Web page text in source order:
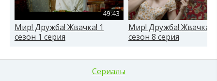
49:43
Мир! Дружба! Жвачка! 1
сезон 1 серия
Мир! Дружба! Жвачка! 1
сезон 8 серия
Сериалы